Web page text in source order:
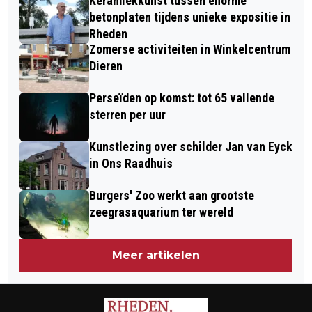
ATELIERWEEKEND BIJ SILENT ART IN
SPANKEREN
betonplaten tijdens unieke expositie in
Rheden
Zomerse activiteiten in Winkelcentrum
Dieren
Perseïden op komst: tot 65 vallende
sterren per uur
Kunstlezing over schilder Jan van Eyck
in Ons Raadhuis
Burgers' Zoo werkt aan grootste
zeegrasaquarium ter wereld
Meer artikelen